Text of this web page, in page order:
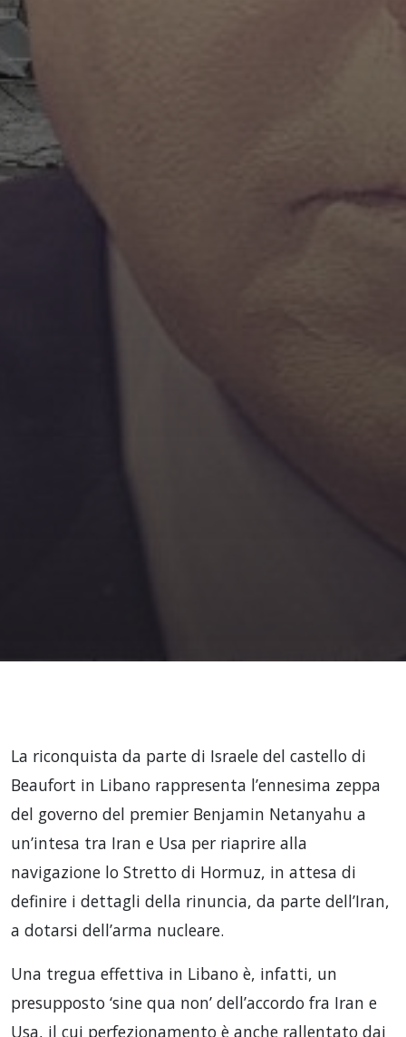
La riconquista da parte di Israele del castello di
Beaufort in Libano rappresenta l’ennesima zeppa
del governo del premier Benjamin Netanyahu a
un’intesa tra Iran e Usa per riaprire alla
navigazione lo Stretto di Hormuz, in attesa di
definire i dettagli della rinuncia, da parte dell’Iran,
a dotarsi dell’arma nucleare.
Una tregua effettiva in Libano è, infatti, un
presupposto ‘sine qua non’ dell’accordo fra Iran e
Usa, il cui perfezionamento è anche rallentato dai